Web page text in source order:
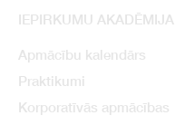
IEPIRKUMU AKADĒMIJA
Apmācību kalendārs
Praktikumi
Korporatīvās apmācības